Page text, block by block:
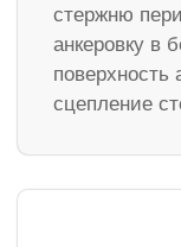
стержню
анкеровку в
сцепление